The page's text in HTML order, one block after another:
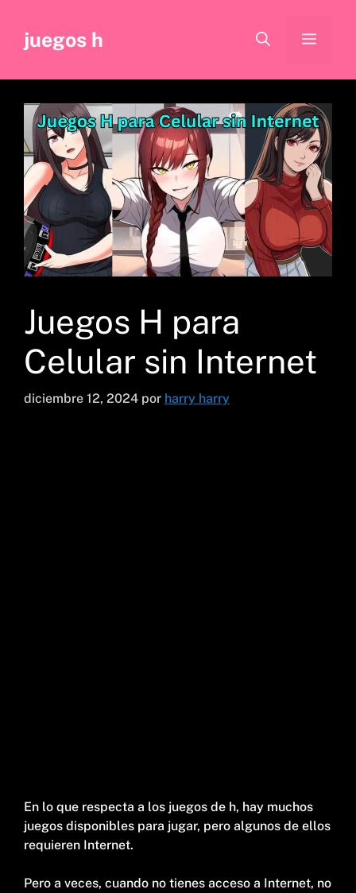
contenido
juegos h Menú
Juegos H para
Celular sin Internet
diciembre 12, 2024 por harry harry
En lo que respecta a los juegos de h, hay muchos
juegos disponibles para jugar, pero algunos de ellos
requieren Internet.
Pero a veces, cuando no tienes acceso a Internet, no